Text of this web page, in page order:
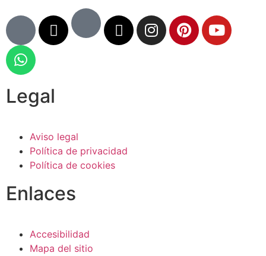
Legal
Aviso legal
Política de privacidad
Política de cookies
Enlaces
Accesibilidad
Mapa del sitio